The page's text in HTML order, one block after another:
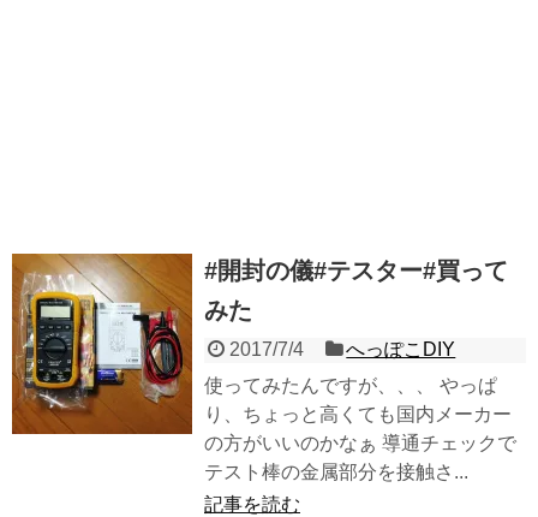
#開封の儀#テスター#買って
みた
2017/7/4
へっぽこDIY
使ってみたんですが、、、 やっぱ
り、ちょっと高くても国内メーカー
の方がいいのかなぁ 導通チェックで
テスト棒の金属部分を接触さ...
記事を読む